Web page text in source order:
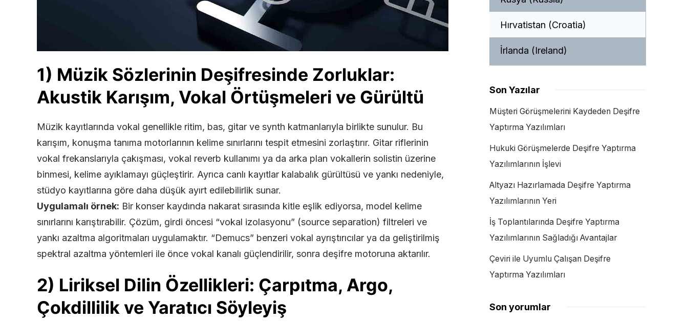
1) Müzik Sözlerinin Deşifresinde Zorluklar:
Akustik Karışım, Vokal Örtüşmeleri ve Gürültü
Müzik kayıtlarında vokal genellikle ritim, bas, gitar ve synth katmanlarıyla birlikte sunulur. Bu
karışım, konuşma tanıma motorlarının kelime sınırlarını tespit etmesini zorlaştırır. Gitar riflerinin
vokal frekanslarıyla çakışması, vokal reverb kullanımı ya da arka plan vokallerin solistin üzerine
binmesi, kelime ayıklamayı güçleştirir. Ayrıca canlı kayıtlar kalabalık gürültüsü ve yankı nedeniyle,
stüdyo kayıtlarına göre daha düşük ayırt edilebilirlik sunar.
Uygulamalı örnek: Bir konser kaydında nakarat sırasında kitle eşlik ediyorsa, model kelime
sınırlarını karıştırabilir. Çözüm, girdi öncesi “vokal izolasyonu” (source separation) filtreleri ve
yankı azaltma algoritmaları uygulamaktır. “Demucs” benzeri vokal ayrıştırıcılar ya da geliştirilmiş
spektral azaltma yöntemleri ile önce vokal kanalı güçlendirilir, sonra deşifre motoruna aktarılır.
2) Liriksel Dilin Özellikleri: Çarpıtma, Argo,
Çokdillilik ve Yaratıcı Söyleyiş
Hırvatistan (Croatia)
İrlanda (Ireland)
Son Yazılar
Müşteri Görüşmelerini Kaydeden Deşifre
Yaptırma Yazılımları
Hukuki Görüşmelerde Deşifre Yaptırma
Yazılımlarının İşlevi
Altyazı Hazırlamada Deşifre Yaptırma
Yazılımlarının Yeri
İş Toplantılarında Deşifre Yaptırma
Yazılımlarının Sağladığı Avantajlar
Çeviri ile Uyumlu Çalışan Deşifre
Yaptırma Yazılımları
Son yorumlar